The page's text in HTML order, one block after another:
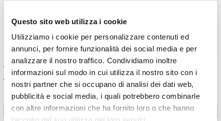
Questo sito web utilizza i cookie
Utilizziamo i cookie per personalizzare contenuti ed
annunci, per fornire funzionalità dei social media e per
analizzare il nostro traffico. Condividiamo inoltre
informazioni sul modo in cui utilizza il nostro sito con i
nostri partner che si occupano di analisi dei dati web,
pubblicità e social media, i quali potrebbero combinarle
con altre informazioni che ha fornito loro o che hanno
€ 200.09 -5%
€ 210.62
Distanziale Husqvarna 450 FC
(2014-2015) posteriore 240 mm -
Moto Master
€ 200.09 -5%
(2014-2017) posteriore 240 mm -
Moto Master